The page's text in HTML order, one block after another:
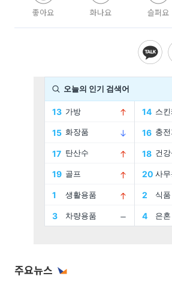
좋아요 화나요 슬퍼요
주요뉴스